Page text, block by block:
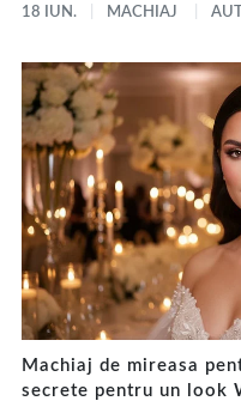
18 IUN.
MACHIAJ
Machiaj de mireasa
secrete pentru un look